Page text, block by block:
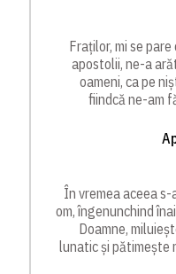
Fraților, mi se pare
apostolii, ne-a
oameni, ca pe
fiindcă ne-am
În vremea aceea
om, îngenunchind
Doamne,
lunatic și pătimește